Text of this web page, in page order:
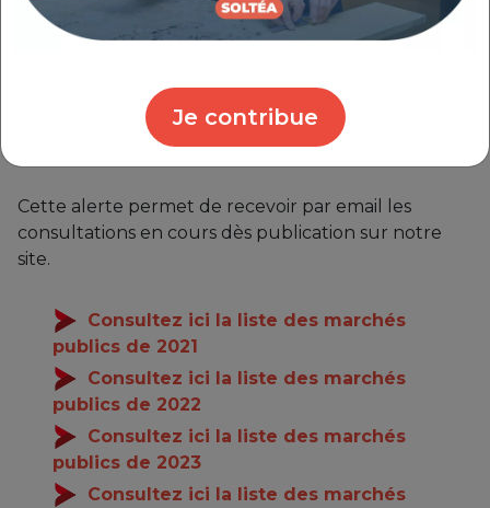
Je contribue
des Entreprises (DCE).
Poser vos questions relatives aux
Remettre une offre sous forme
électronique.
Cette alerte permet de recevoir par email les
consultations en cours dès publication sur notre
site.
Consultez ici la liste des marchés
publics de 2021
Consultez ici la liste des marchés
publics de 2022
Consultez ici la liste des marchés
publics de 2023
Consultez ici la liste des marchés